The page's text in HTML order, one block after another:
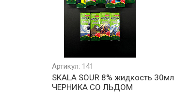
Артикул: 141
SKALA SOUR 8% жидкость 30мл
ЧЕРНИКА СО ЛЬДОМ